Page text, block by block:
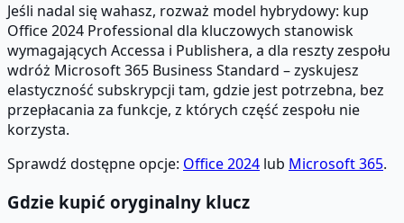
Jeśli nadal się wahasz, rozważ model hybrydowy: kup
Office 2024 Professional dla kluczowych stanowisk
wymagających Accessa i Publishera, a dla reszty zespołu
wdróż Microsoft 365 Business Standard – zyskujesz
elastyczność subskrypcji tam, gdzie jest potrzebna, bez
przepłacania za funkcje, z których część zespołu nie
korzysta.
Sprawdź dostępne opcje: Office 2024 lub Microsoft 365.
Gdzie kupić oryginalny klucz